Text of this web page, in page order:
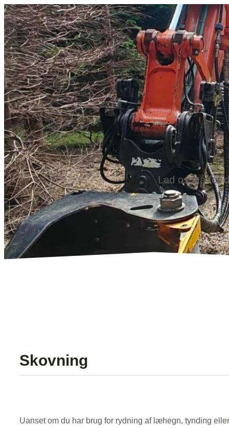
Lad os stå for
Skovning
Uanset om du har brug for rydning af læhegn, tynding